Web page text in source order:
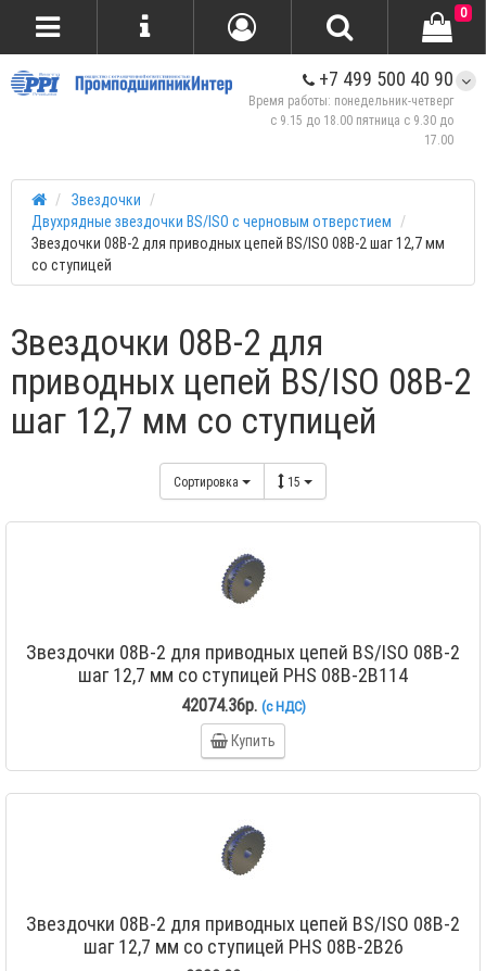
+7 499 500 40 90
Время работы: понедельник-четверг
с 9.15 до 18.00 пятница с 9.30 до
17.00
0
Звездочки
Двухрядные звездочки BS/ISO с черновым отверстием
Звездочки 08B-2 для приводных цепей BS/ISO 08B-2 шаг 12,7 мм
со ступицей
Звездочки 08B-2 для
приводных цепей BS/ISO 08B-2
шаг 12,7 мм со ступицей
Сортировка 15
Звездочки 08B-2 для приводных цепей BS/ISO 08B-2
шаг 12,7 мм со ступицей PHS 08B-2B114
42074.36р. (с НДС)
Купить
Звездочки 08B-2 для приводных цепей BS/ISO 08B-2
шаг 12,7 мм со ступицей PHS 08B-2B26